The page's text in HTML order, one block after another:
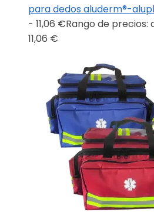
para dedos aluderm®-
- 11,06 €Rango de precios:
11,06 €